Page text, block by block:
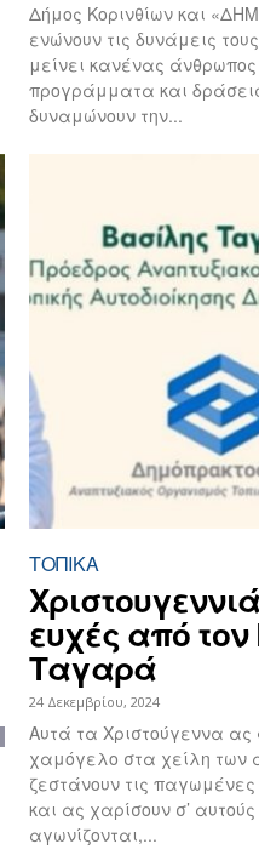
Δήμος Κορινθίων και
ενώνουν τις δυνάμεις
μείνει κανένας
προγράμματα και
δυναμώνουν την...
ΤΟΠΙΚΑ
ευχές από
Ταγαρά
24 Δεκεμβρίου, 2024
Αυτά τα Χριστούγεννα ας
χαμόγελο στα χείλη των
ζεστάνουν τις παγωμένες
και ας χαρίσουν σ’
αγωνίζονται,...